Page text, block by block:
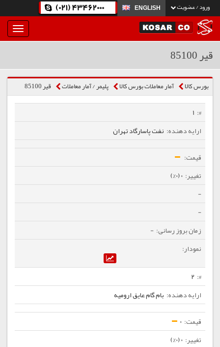
ورود / عضویت ENGLISH
(021) 43462000
بار
و
قیر 85100
بورس کالا آمار معاملات بورس کالا پلیمر / آمار معاملات قیر 85100
1
نفت پاسارگاد تهران
0 (0%)
-
-
-
2
بام گام عایق ارومیه
0
0 (0%)